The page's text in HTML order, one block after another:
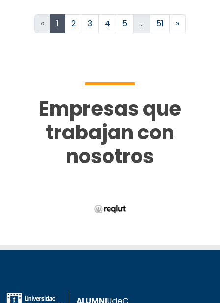
« 1 2 3 4 5 … 51 »Siguiente
Empresas que
trabajan con
nosotros